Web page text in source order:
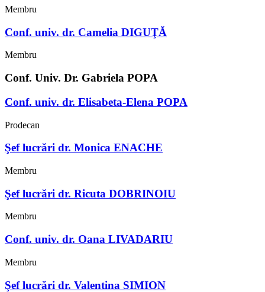
Membru
Conf. univ. dr. Camelia DIGUŢĂ
Membru
Conf. Univ. Dr. Gabriela POPA
Conf. univ. dr. Elisabeta-Elena POPA
Prodecan
Şef lucrări dr. Monica ENACHE
Membru
Şef lucrări dr. Ricuta DOBRINOIU
Membru
Conf. univ. dr. Oana LIVADARIU
Membru
Şef lucrări dr. Valentina SIMION